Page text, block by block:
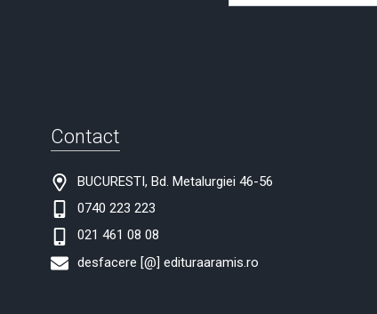
Contact
BUCURESTI, Bd. Metalurgiei 46-56
0740 223 223
021 461 08 08
desfacere [@] edituraaramis.ro